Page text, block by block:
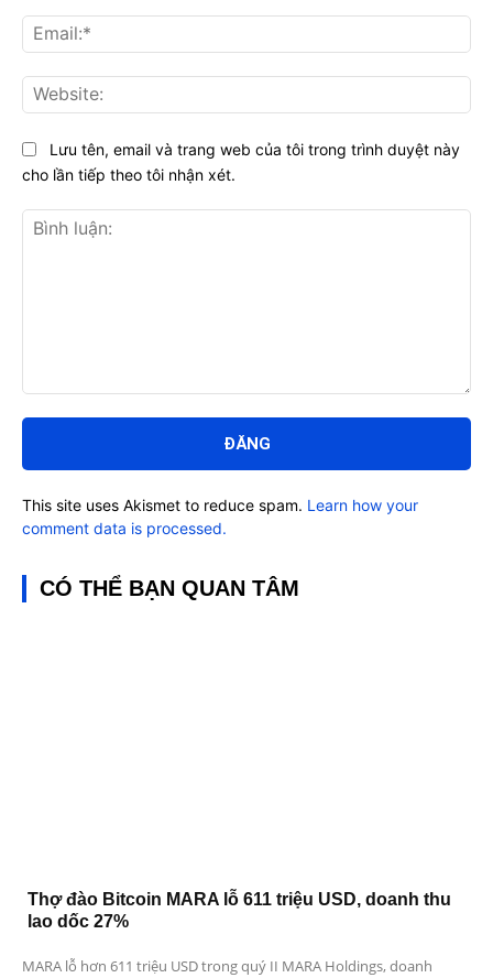
luận:
Lưu tên, email và trang web của tôi trong trình duyệt này
cho lần tiếp theo tôi nhận xét.
This site uses Akismet to reduce spam. Learn how your
comment data is processed.
CÓ THỂ BẠN QUAN TÂM
Thợ đào Bitcoin MARA lỗ 611 triệu USD, doanh thu
lao dốc 27%
MARA lỗ hơn 611 triệu USD trong quý II MARA Holdings, doanh